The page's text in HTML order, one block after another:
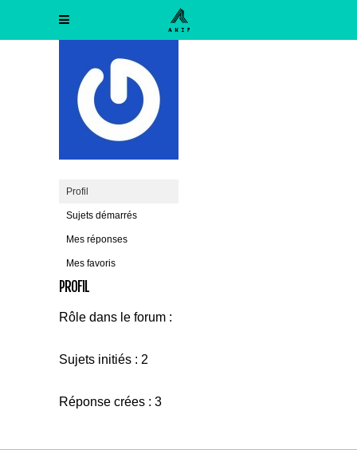
Profil
Sujets démarrés
Mes réponses
Mes favoris
PROFIL
Rôle dans le forum :
Sujets initiés : 2
Réponse crées : 3